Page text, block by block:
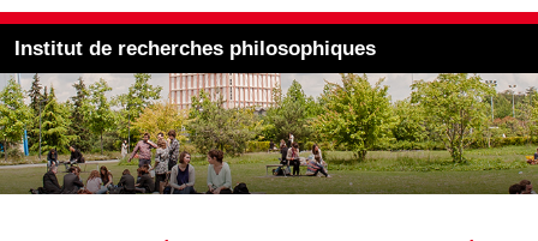
Institut de recherches philosophiques